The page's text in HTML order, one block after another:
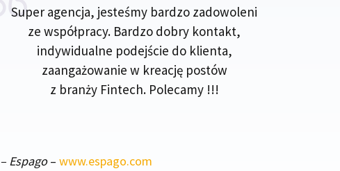
Super agencja, jesteśmy bardzo zadowoleni
ze współpracy. Bardzo dobry kontakt,
indywidualne podejście do klienta,
zaangażowanie w kreację postów
z branży Fintech. Polecamy !!!
– Espago– www.espago.com